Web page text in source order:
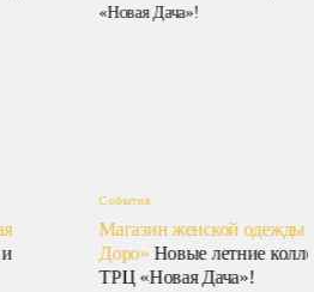
События
Магазин женской одежды
Доро» Новые летние
ТРЦ «Новая Дача»!